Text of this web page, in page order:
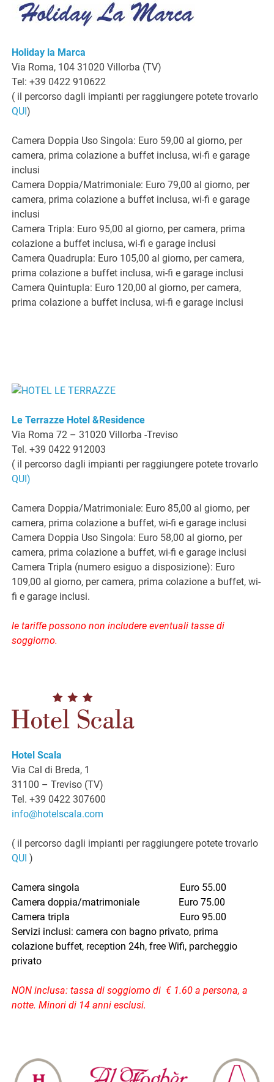
Holiday la Marca
Via Roma, 104 31020 Villorba (TV)
Tel: +39 0422 910622
( il percorso dagli impianti per raggiungere potete trovarlo
QUI)
Camera Doppia Uso Singola: Euro 59,00 al giorno, per
camera, prima colazione a buffet inclusa, wi-fi e garage
inclusi
Camera Doppia/Matrimoniale: Euro 79,00 al giorno, per
camera, prima colazione a buffet inclusa, wi-fi e garage
inclusi
Camera Tripla: Euro 95,00 al giorno, per camera, prima
colazione a buffet inclusa, wi-fi e garage inclusi
Camera Quadrupla: Euro 105,00 al giorno, per camera,
prima colazione a buffet inclusa, wi-fi e garage inclusi
Camera Quintupla: Euro 120,00 al giorno, per camera,
prima colazione a buffet inclusa, wi-fi e garage inclusi
Le Terrazze Hotel &Residence
Via Roma 72 – 31020 Villorba -Treviso
Tel. +39 0422 912003
( il percorso dagli impianti per raggiungere potete trovarlo
QUI)
Camera Doppia/Matrimoniale: Euro 85,00 al giorno, per
camera, prima colazione a buffet, wi-fi e garage inclusi
Camera Doppia Uso Singola: Euro 58,00 al giorno, per
camera, prima colazione a buffet, wi-fi e garage inclusi
Camera Tripla (numero esiguo a disposizione): Euro
109,00 al giorno, per camera, prima colazione a buffet, wi-
fi e garage inclusi.
le tariffe possono non includere eventuali tasse di
soggiorno.
Hotel Scala
Via Cal di Breda, 1
31100 – Treviso (TV)
Tel. +39 0422 307600
info@hotelscala.com
( il percorso dagli impianti per raggiungere potete trovarlo
QUI )
Camera singola Euro 55.00
Camera doppia/matrimoniale Euro 75.00
Camera tripla Euro 95.00
Servizi inclusi: camera con bagno privato, prima
colazione buffet, reception 24h, free Wifi, parcheggio
privato
NON inclusa: tassa di soggiorno di € 1.60 a persona, a
notte. Minori di 14 anni esclusi.